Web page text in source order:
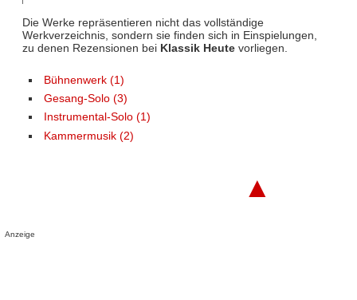
Die Werke repräsentieren nicht das vollständige
Werkverzeichnis, sondern sie finden sich in Einspielungen,
zu denen Rezensionen bei Klassik Heutevorliegen.
Bühnenwerk (1)
Gesang-Solo (3)
Instrumental-Solo (1)
Kammermusik (2)
▲
Anzeige